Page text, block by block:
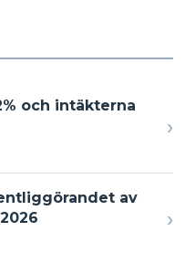
och intäkterna
›
av
›